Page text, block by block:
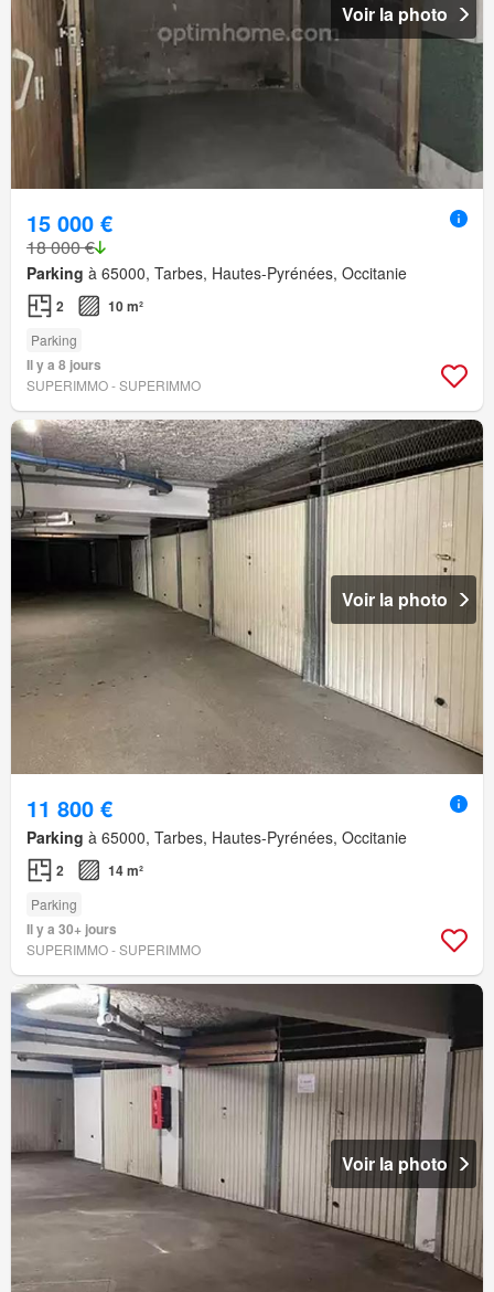
Voir la photo
15 000 €
18 000 €
Parking à 65000, Tarbes, Hautes-Pyrénées, Occitanie
2 10 m²
Parking
Il y a 8 jours
SUPERIMMO - SUPERIMMO
Voir la photo
11 800 €
Parking à 65000, Tarbes, Hautes-Pyrénées, Occitanie
2 14 m²
Parking
Il y a 30+ jours
SUPERIMMO - SUPERIMMO
Voir la photo